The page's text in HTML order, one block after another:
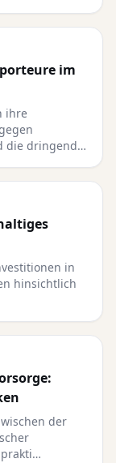
im
ihre
die dringend…
in
hinsichtlich
der